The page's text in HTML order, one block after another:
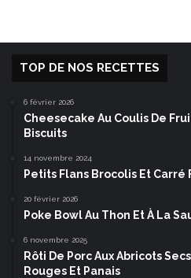
TOP DE NOS RECETTES
6 février 2026
Cheesecake Au Coulis De
Biscuits
14 novembre 2024
Petits Flans Brocolis Et Carré
20 février 2026
Poke Bowl Au Thon Et À La
6 novembre 2025
Rôti De Porc Aux Abricots
Rouges Et Panais